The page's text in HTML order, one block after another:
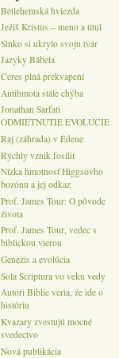
Betlehemská hviezda
Ježiš Kristus – meno a titul
Slnko si ukrylo svoju tvár
Jazyky Bábela
Ceres plná prekvapení
Antihmota stále chýba
Jonathan Sarfati
ODMIETNUTIE EVOLÚCIE
Raj (záhrada) v Édene
Rýchly vznik fosílií
Nízka hmotnosť Higgsovho
bozónu a jej odkaz
Prof. James Tour: O pôvode
života
Prof. James Tour, vedec s
biblickou vierou
Genezis a evolúcia
Sola Scriptura vo veku vedy
Autori Biblie veria, že ide o
históriu
Kvazary zvestujú mocné
svedectvo
Nová publikácia